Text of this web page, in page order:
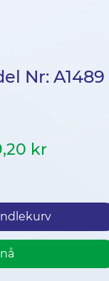
Nr: A1489
krSalgspris